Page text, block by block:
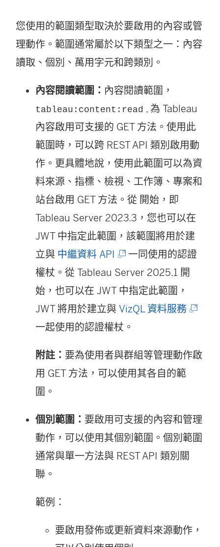
您使用的範圍類型取決於要啟用的內容或管
理動作。範圍通常屬於以下類型之一：內容
讀取、個別、萬用字元和跨類別。
內容閱讀範圍： 內容閱讀範圍，
tableau:content:read , 為 Tableau
內容啟用可支援的 GET 方法。使用此
範圍時，可以跨 REST API 類別啟用動
作。更具體地說，使用此範圍可以為資
料來源、指標、檢視、工作簿、專案和
站台啟用 GET 方法。從 開始，即
Tableau Server 2023.3 ，您也可以在
JWT 中指定此範圍，該範圍將用於建
立與 中繼資料 API (
連
結
在
新
窗
開
)
一同使用的認證
權杖。從 Tableau Server 2025.1 開
始，也可以在 JWT 中指定此範圍，
JWT 將用於建立與 VizQL 資料服務(
在
窗
開
啟
一起使用的認證權杖。
附註： 要為使用者與群組等管理動作啟
用 GET 方法，可以使用其各自的範
圍。
個別範圍： 要啟用可支援的內容和管理
動作，可以使用其個別範圍。個別範圍
通常與單一方法與 REST API 類別關
聯。
範例：
要啟用發佈或更新資料來源動作，